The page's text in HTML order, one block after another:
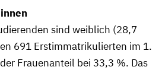
sind weiblich (28,7
691 Erstimmatrikulierten im 1.
Frauenanteil bei 33,3 %. Das